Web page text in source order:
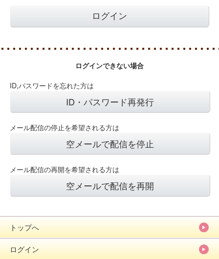
ログインできない場合
ID,パスワードを忘れた方は
ID・パスワード再発行
メール配信の停止を希望される方は
空メールで配信を停止
メール配信の再開を希望される方は
空メールで配信を再開
トップへ
ログイン